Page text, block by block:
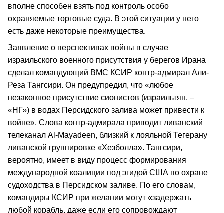
вполне способен взять под контроль особо
охраняемые торговые суда. В этой ситуации у него
есть даже некоторые преимущества.
Заявление о перспективах войны в случае
израильского военного присутствия у берегов Ирана
сделал командующий ВМС КСИР контр-адмирал Али-
Реза Тангсири. Он предупредил, что «любое
незаконное присутствие сионистов (израильтян. –
«НГ») в водах Персидского залива может привести к
войне». Слова контр-адмирала приводит ливанский
телеканал Al-Mayadeen, близкий к лояльной Тегерану
ливанской группировке «Хезболла». Тангсири,
вероятно, имеет в виду процесс формирования
международной коалиции под эгидой США по охране
судоходства в Персидском заливе. По его словам,
командиры КСИР при желании могут «задержать
любой корабль, даже если его сопровождают